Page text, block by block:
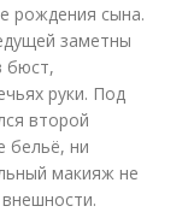
рождения сына.
заметны
бюст,
руки. Под
второй
бельё, ни
макияж не